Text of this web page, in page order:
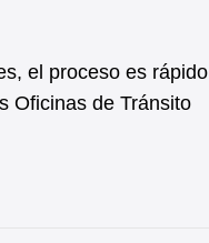
el proceso es rápido
Oficinas de Tránsito